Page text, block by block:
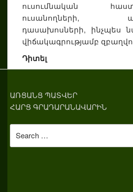
ուսումնական
ուսանողների,
դասախոսների, ինչպես
վիճակագրությամբ
Դիտել
ԱՌՑԱՆՑ ՊԱՏՎԵՐ
ՀԱՐՑ ԳՐԱԴԱՐԱՆԱՎԱՐԻՆ
for: